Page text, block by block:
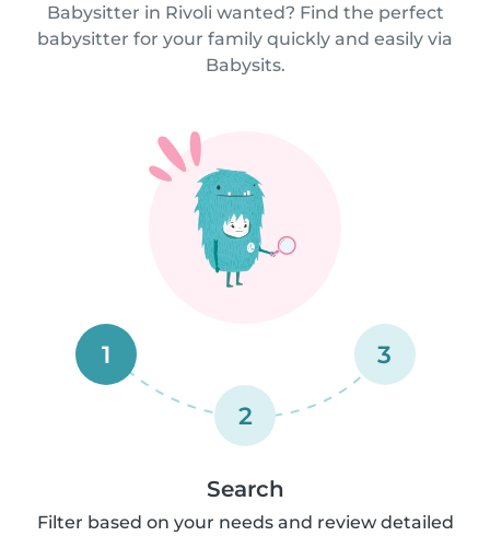
Babysitter in Rivoli wanted? Find the perfect
babysitter for your family quickly and easily via
Babysits.
1
2
3
Search
Filter based on your needs and review detailed